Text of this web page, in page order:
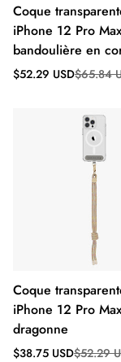
Coque
iPhone 12 Pro
bandoulière en
Prix
$52.29 USD
Prix
$65.84
Coque
iPhone 12 Pro
dragonne
Prix
$38.75 USD
Prix
$52.29